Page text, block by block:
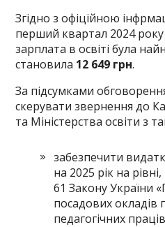
Згідно з офіційною
перший квартал 2024 року
зарплата в освіті була
становила 12 649 грн.
За підсумками
скерувати звернення до
та Міністерства освіти з
забезпечити
на 2025 рік на
61 Закону України
посадових окладів
педагогічних